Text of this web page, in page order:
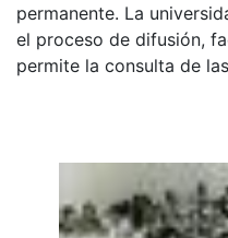
permanente. La
el proceso de difusión,
permite la consulta de